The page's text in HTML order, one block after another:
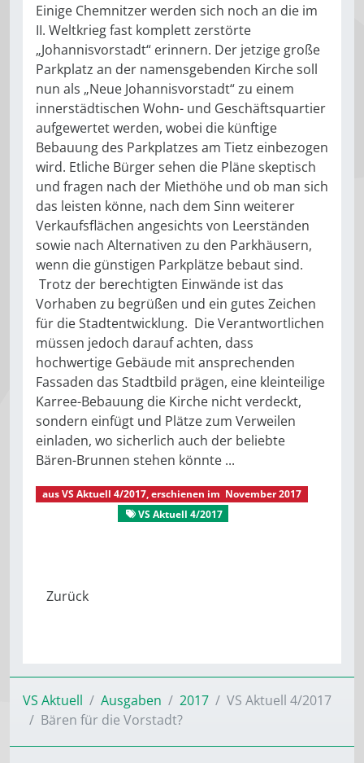
Einige Chemnitzer werden sich noch an die im
II. Weltkrieg fast komplett zerstörte
„Johannisvorstadt“ erinnern. Der jetzige große
Parkplatz an der namensgebenden Kirche soll
nun als „Neue Johannisvorstadt“ zu einem
innerstädtischen Wohn- und Geschäftsquartier
aufgewertet werden, wobei die künftige
Bebauung des Parkplatzes am Tietz einbezogen
wird. Etliche Bürger sehen die Pläne skeptisch
und fragen nach der Miethöhe und ob man sich
das leisten könne, nach dem Sinn weiterer
Verkaufsflächen angesichts von Leerständen
sowie nach Alternativen zu den Parkhäusern,
wenn die günstigen Parkplätze bebaut sind.
Trotz der berechtigten Einwände ist das
Vorhaben zu begrüßen und ein gutes Zeichen
für die Stadtentwicklung. Die Verantwortlichen
müssen jedoch darauf achten, dass
hochwertige Gebäude mit ansprechenden
Fassaden das Stadtbild prägen, eine kleinteilige
Karree-Bebauung die Kirche nicht verdeckt,
sondern einfügt und Plätze zum Verweilen
einladen, wo sicherlich auch der beliebte
Bären-Brunnen stehen könnte ...
ausVS Aktuell 4/2017, erschienen im November 2017
VS Aktuell 4/2017
VS Aktuell Ausgaben 2017
VS Aktuell 4/2017
Bären für die Vorstadt?